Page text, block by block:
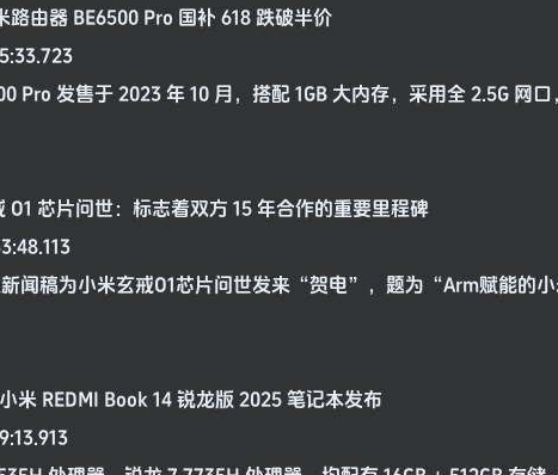
由器 BE6500 Pro 国补 618 跌破半价
Pro 发售于 2023 年 10 月，搭配 1GB 大内存，采用全 2.5G 网
芯片问世：标志着双方 15 年合作的重要里程碑
闻稿为小米玄戒O1芯片问世发来“贺电”，题为“Arm赋能的
米 REDMI Book 14 锐龙版 2025 笔记本发布